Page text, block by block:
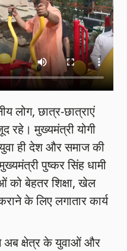
लोग, छात्र-छात्राएं
रहे। मुख्यमंत्री योगी
ही देश और समाज की
पुष्कर सिंह धामी
को बेहतर शिक्षा, खेल
के लिए लगातार कार्य
क्षेत्र के युवाओं और